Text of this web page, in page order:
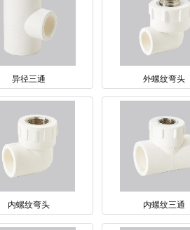
异径三通 外螺纹弯头
内螺纹弯头 内螺纹三通